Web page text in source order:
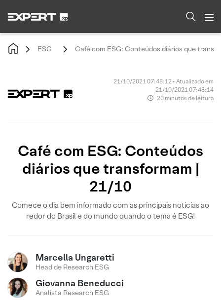
ESG Café com ESG: Conteúdos diários que
21/10/2021 07:48:12 • Atualizado em
21/10/2021 07:48:14
20 minutos de leitura
Café com ESG: Conteúdos
diários que transformam |
21/10
Comece o dia bem informado com as principais notícias ao
redor do Brasil e do mundo quando o tema é ESG!
Marcella Ungaretti
Head de Research ESG
Giovanna Beneducci
Analista Research ESG